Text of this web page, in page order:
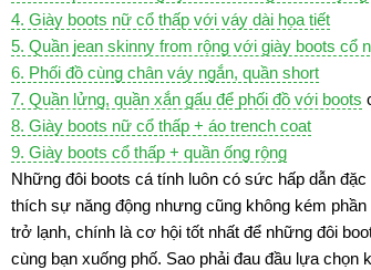
4. Giày boots nữ cổ thấp với váy dài họa tiết
5. Quần jean skinny from rộng với giày boots cổ
6. Phối đồ cùng chân váy ngắn, quần short
7. Quần lửng, quần xắn gấu để phối đồ với boots
8. Giày boots nữ cổ thấp + áo trench coat
9. Giày boots cổ thấp + quần ống rộng
Những đôi boots cá tính luôn có sức hấp dẫn
thích sự năng động nhưng cũng không kém
trở lạnh, chính là cơ hội tốt nhất để những đôi
cùng bạn xuống phố. Sao phải đau đầu lựa